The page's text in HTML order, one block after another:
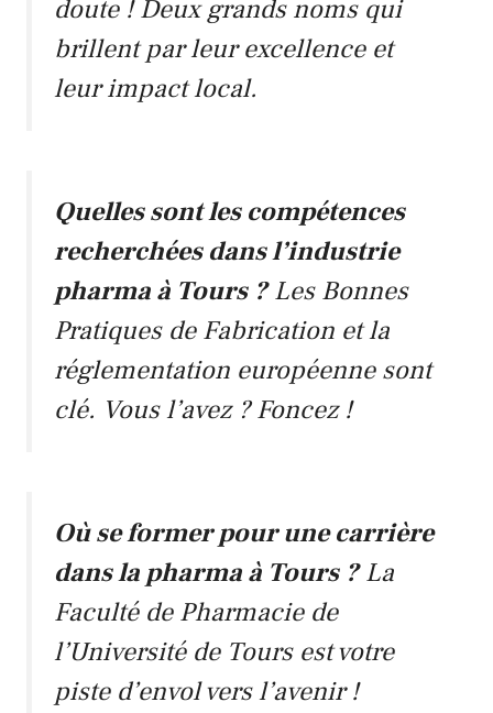
doute ! Deux grands noms qui
brillent par leur excellence et
leur impact local.
Quelles sont les compétences
recherchées dans l’industrie
pharma à Tours ?Les Bonnes
Pratiques de Fabrication et la
réglementation européenne sont
clé. Vous l’avez ? Foncez !
Où se former pour une carrière
dans la pharma à Tours ?La
Faculté de Pharmacie de
l’Université de Tours est votre
piste d’envol vers l’avenir !